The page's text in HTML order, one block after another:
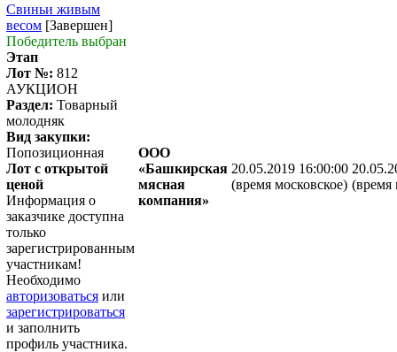
Свиньи живым
весом [Завершен]
Победитель выбран
Этап
Лот №: 812
АУКЦИОН
Раздел: Товарный
молодняк
Вид закупки:
Попозиционная
Лот с открытой
ценой
Информация о
заказчике доступна
только
зарегистрированным
участникам!
Необходимо
авторизоваться или
зарегистрироваться
и заполнить
профиль участника.
ООО
«Башкирская
мясная
компания»
20.05.2019 16:00:00
(время московское) (время